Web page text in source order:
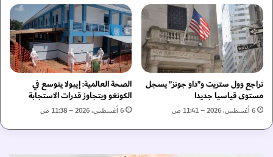
ي
ن
ي
ق
ي
ن
ف
ي
ا
ل
ب
تراجع وول ستريت و”داو جونز” يسجل
مستوى قياسيا جديدا
6 أغسطس، 2026 – 11:41 ص
الصحة العالمية: إيبولا يتوسع في
الكونغو ويتجاوز قدرات الاستجابة
6 أغسطس، 2026 – 11:38 ص